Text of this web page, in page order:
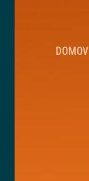
DOMOV